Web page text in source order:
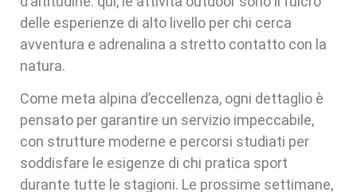
delle esperienze di alto livello per chi cerca
avventura e adrenalina a stretto contatto con la
natura.
Come meta alpina d’eccellenza, ogni dettaglio è
pensato per garantire un servizio impeccabile,
con strutture moderne e percorsi studiati per
soddisfare le esigenze di chi pratica sport
durante tutte le stagioni. Le prossime settimane,